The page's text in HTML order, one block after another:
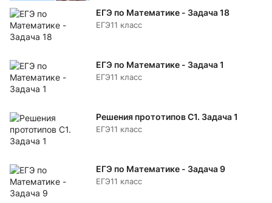
ЕГЭ по Математике - Задача 18
ЕГЭ11 класс
ЕГЭ по Математике - Задача 1
ЕГЭ11 класс
Решения прототипов C1. Задача 1
ЕГЭ11 класс
ЕГЭ по Математике - Задача 9
ЕГЭ11 класс